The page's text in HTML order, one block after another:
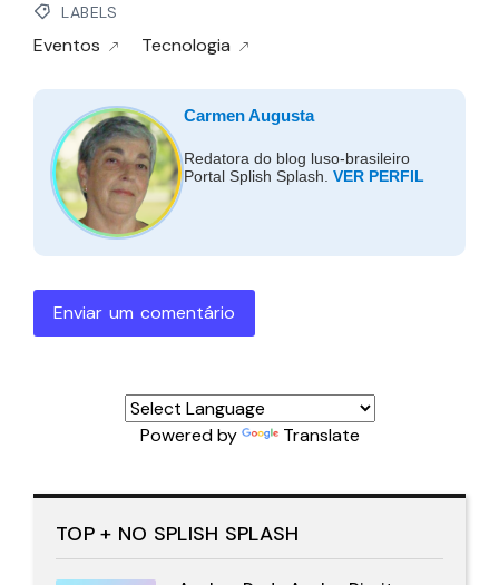
LABELS
Eventos Tecnologia
Carmen Augusta
Redatora do blog luso-brasileiro
Portal Splish Splash. VER PERFIL
Enviar um comentário
Powered by Translate
TOP + NO SPLISH SPLASH